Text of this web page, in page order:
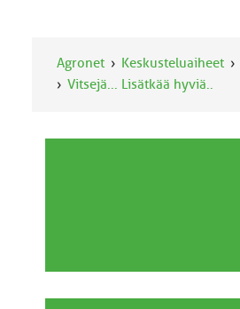
Agronet Keskusteluaiheet
Vitsejä... Lisätkää hyviä..